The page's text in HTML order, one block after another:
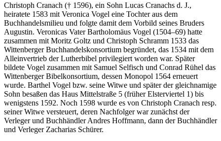
Christoph Cranach († 1596), ein Sohn Lucas Cranachs d. J.,
heiratete 1583 mit Veronica Vogel eine Tochter aus dem
Buchhandelsmilieu und folgte damit dem Vorbild seines Bruders
Augustin. Veronicas Vater Bartholomäus Vogel (1504–69) hatte
zusammen mit Moritz Goltz und Christoph Schramm 1533 das
Wittenberger Buchhandelskonsortium begründet, das 1534 mit dem
Alleinvertrieb der Lutherbibel privilegiert worden war. Später
bildete Vogel zusammen mit Samuel Selfisch und Conrad Rühel das
Wittenberger Bibelkonsortium, dessen Monopol 1564 erneuert
wurde. Barthel Vogel bzw. seine Witwe und später der gleichnamige
Sohn besaßen das Haus Mittelstraße 5 (früher Elsterviertel 1) bis
wenigstens 1592. Noch 1598 wurde es von Christoph Cranach resp.
seiner Witwe versteuert, deren Nachfolger war zunächst der
Verleger und Buchhändler Andres Hoffmann, dann der Buchhändler
und Verleger Zacharias Schürer.